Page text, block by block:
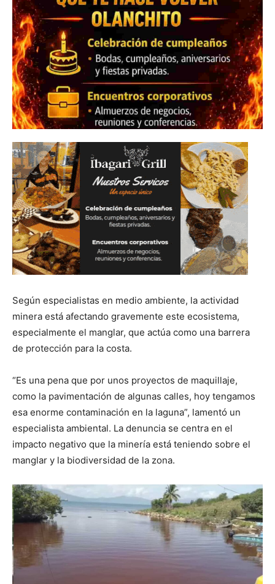
Según especialistas en medio ambiente, la actividad
minera está afectando gravemente este ecosistema,
especialmente el manglar, que actúa como una barrera
de protección para la costa.
“Es una pena que por unos proyectos de maquillaje,
como la pavimentación de algunas calles, hoy tengamos
esa enorme contaminación en la laguna”, lamentó un
especialista ambiental. La denuncia se centra en el
impacto negativo que la minería está teniendo sobre el
manglar y la biodiversidad de la zona.